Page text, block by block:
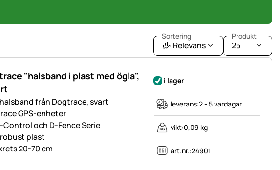
Sortering
Relevans
Produkt
25
"halsband i plast med ögla",
från Dogtrace, svart
GPS-enheter
och D-Fence Serie
plast
20-70 cm
i lager
leverans:2 - 5 vardagar
vikt:0,09 kg
art.nr.:24901